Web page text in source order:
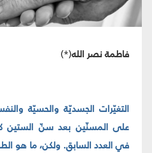
فاطمة نصر الله(*)
التغيّرات الجسديّة والحسيّة
على المسنّين بعد سنّ الستين
في العدد السابق. ولكن، ما هو